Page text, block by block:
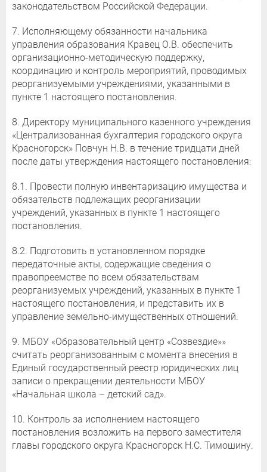
законодательством Российской Федерации.
7. Исполняющему обязанности начальника
управления образования Кравец О.В. обеспечить
организационно-методическую поддержку,
координацию и контроль мероприятий, проводимых
реорганизуемыми учреждениями, указанными в
пункте 1 настоящего постановления.
8. Директору муниципального казенного учреждения
«Централизованная бухгалтерия городского округа
Красногорск» Повчун Н.В. в течение тридцати дней
после даты утверждения настоящего постановления:
8.1. Провести полную инвентаризацию имущества и
обязательств подлежащих реорганизации
учреждений, указанных в пункте 1 настоящего
постановления.
8.2. Подготовить в установленном порядке
передаточные акты, содержащие сведения о
правопреемстве по всем обязательствам
реорганизуемых учреждений, указанных в пункте 1
настоящего постановления, и представить их в
управление земельно-имущественных отношений.
9. МБОУ «Образовательный центр «Созвездие»»
считать реорганизованным с момента внесения в
Единый государственный реестр юридических лиц
записи о прекращении деятельности МБОУ
«Начальная школа – детский сад».
10. Контроль за исполнением настоящего
постановления возложить на первого заместителя
главы городского округа Красногорск Н.С. Тимошину.